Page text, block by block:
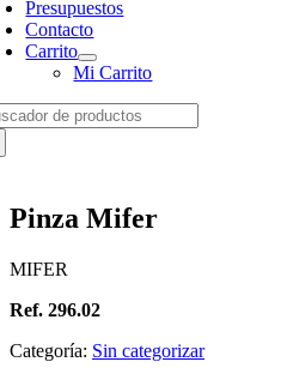
Presupuestos
Contacto
Carrito
Mi Carrito
Pinza Mifer
MIFER
Ref. 296.02
Categoría: Sin categorizar